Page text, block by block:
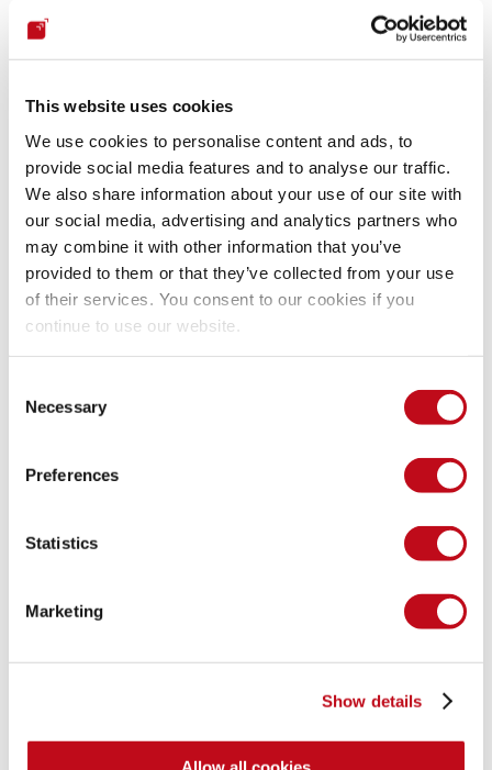
This website uses cookies
We use cookies to personalise content and ads, to
provide social media features and to analyse our traffic.
We also share information about your use of our site with
our social media, advertising and analytics partners who
may combine it with other information that you’ve
provided to them or that they’ve collected from your use
of their services. You consent to our cookies if you
continue to use our website.
Selection
Necessary
Preferences
Statistics
Marketing
Show details
Bypassing AMSI by using a cross-process
memory patching with Python
We will take AMSI bypass to another level by using
cross-process memory injection.
Ataques
Andres Roldan 3 min